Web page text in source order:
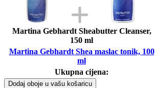
Martina Gebhardt Sheabutter Cleanser,
150 ml
Martina Gebhardt Shea maslac tonik, 100
ml
Ukupna cijena:
Dodaj oboje u vašu košaricu